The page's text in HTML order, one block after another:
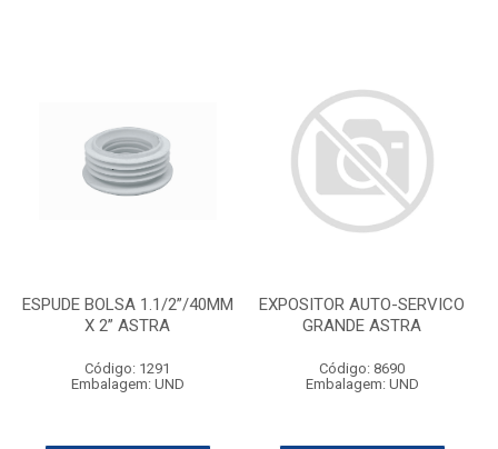
ESPUDE BOLSA 1.1/2”/40MM
X 2” ASTRA
Código: 1291
Embalagem: UND
EXPOSITOR AUTO-SERVICO
GRANDE ASTRA
Código: 8690
Embalagem: UND